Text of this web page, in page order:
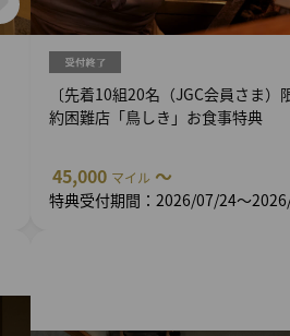
〔先着10組20名（JGC会員さま
約困難店「鳥しき」お食事特典
45,000 マイル ～
特典受付期間：2026/07/24～